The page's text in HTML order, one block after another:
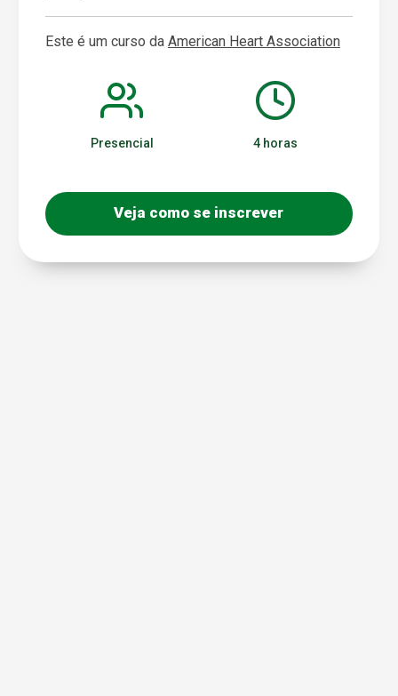
Este é um curso da American Heart Association
Presencial 4 horas
Veja como se inscrever